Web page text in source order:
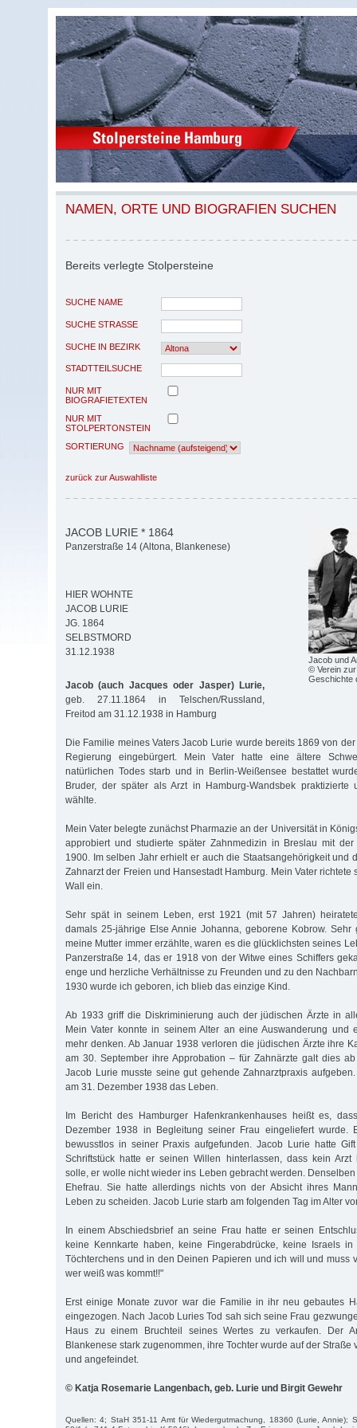
NAMEN, ORTE UND BIOGRAFIEN SUCHEN
Bereits verlegte Stolpersteine
SUCHE NAME
SUCHE STRASSE
SUCHE IN BEZIRK
STADTTEILSUCHE
NUR MIT
BIOGRAFIETEXTEN
NUR MIT
STOLPERTONSTEIN
SORTIERUNG
zurück zur Auswahlliste
Jacob und
© Verein
Geschichte
JACOB LURIE * 1864
Panzerstraße 14 (Altona, Blankenese)
HIER WOHNTE
JACOB LURIE
JG. 1864
SELBSTMORD
31.12.1938
Jacob (auch Jacques oder Jasper) Lurie,
geb. 27.11.1864 in Telschen/Russland,
Freitod am 31.12.1938 in Hamburg
Die Familie meines Vaters Jacob Lurie wurde bereits 1869 von
Regierung eingebürgert. Mein Vater hatte eine ältere
natürlichen Todes starb und in Berlin-Weißensee bestattet
Bruder, der später als Arzt in Hamburg-Wandsbek
wählte.
Mein Vater belegte zunächst Pharmazie an der Universität in
approbiert und studierte später Zahnmedizin in Breslau mit
1900. Im selben Jahr erhielt er auch die Staatsangehörigkeit und
Zahnarzt der Freien und Hansestadt Hamburg. Mein Vater richtete
Wall ein.
Sehr spät in seinem Leben, erst 1921 (mit 57 Jahren)
damals 25-jährige Else Annie Johanna, geborene Kobrow.
meine Mutter immer erzählte, waren es die glücklichsten seines
Panzerstraße 14, das er 1918 von der Witwe eines Schiffers
enge und herzliche Verhältnisse zu Freunden und zu den
1930 wurde ich geboren, ich blieb das einzige Kind.
Ab 1933 griff die Diskriminierung auch der jüdischen Ärzte in
Mein Vater konnte in seinem Alter an eine Auswanderung und
mehr denken. Ab Januar 1938 verloren die jüdischen Ärzte ihre
am 30. September ihre Approbation – für Zahnärzte galt dies
Jacob Lurie musste seine gut gehende Zahnarztpraxis
am 31. Dezember 1938 das Leben.
Im Bericht des Hamburger Hafenkrankenhauses heißt es,
Dezember 1938 in Begleitung seiner Frau eingeliefert wurde.
bewusstlos in seiner Praxis aufgefunden. Jacob Lurie hatte
Schriftstück hatte er seinen Willen hinterlassen, dass kein Arzt
solle, er wolle nicht wieder ins Leben gebracht werden.
Ehefrau. Sie hatte allerdings nichts von der Absicht ihres
Leben zu scheiden. Jacob Lurie starb am folgenden Tag im Alter
In einem Abschiedsbrief an seine Frau hatte er seinen
keine Kennkarte haben, keine Fingerabdrücke, keine Israels
Töchterchens und in den Deinen Papieren und ich will und muss
wer weiß was kommt!!"
Erst einige Monate zuvor war die Familie in ihr neu gebautes
eingezogen. Nach Jacob Luries Tod sah sich seine Frau
Haus zu einem Bruchteil seines Wertes zu verkaufen. Der
Blankenese stark zugenommen, ihre Tochter wurde auf der Straße
und angefeindet.
© Katja Rosemarie Langenbach, geb. Lurie und Birgit Gewehr
Quellen: 4; StaH 351-11 Amt für Wiedergutmachung, 18360 (Lurie, Annie);